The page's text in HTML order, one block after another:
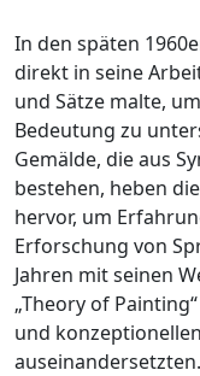
In den späten
direkt in seine
und Sätze malte,
Bedeutung zu
Gemälde, die aus
bestehen, heben
hervor, um
Erforschung von
Jahren mit seinen
„Theory of
und
auseinandersetzten.